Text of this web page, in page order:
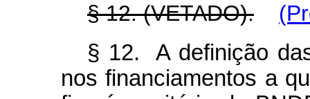
§ 12. (VETADO).
§ 12. A definição
nos financiamentos a